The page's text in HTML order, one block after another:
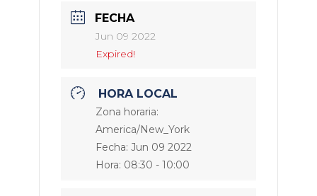
FECHA
Jun 09 2022
Expired!
HORA LOCAL
Zona horaria:
America/New_York
Fecha: Jun 09 2022
Hora: 08:30 - 10:00